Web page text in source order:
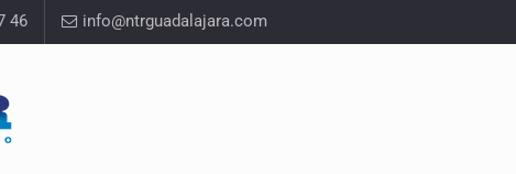
46 info@ntrguadalajara.com